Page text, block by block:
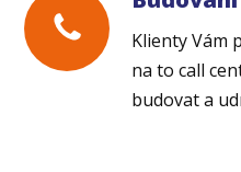
Klienty Vám
na to call
budovat a